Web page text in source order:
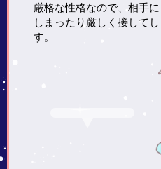
厳格な性格なので、相手
しまったり厳しく接して
す。